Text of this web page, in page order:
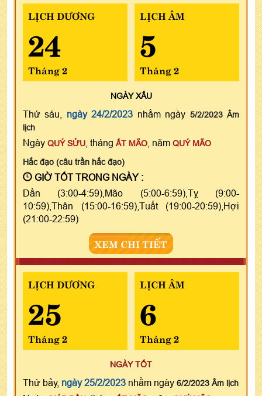
LỊCH DƯƠNG
24
Tháng 2
LỊCH ÂM
5
Tháng 2
NGÀYXẤU
Thứ sáu, ngày 24/2/2023 nhằm ngày 5/2/2023 Âm
lịch
Ngày QUÝ SỬU , tháng ẤT MÃO , năm QUÝ MÃO
Hắc đạo (câu trần hắc đạo)
GIỜ TỐT TRONG NGÀY :
Dần (3:00-4:59),Mão (5:00-6:59),Tỵ (9:00-
10:59),Thân (15:00-16:59),Tuất (19:00-20:59),Hợi
(21:00-22:59)
XEM CHI TIẾT
LỊCH DƯƠNG
25
Tháng 2
LỊCH ÂM
6
Tháng 2
NGÀY TỐT
Thứ bảy, ngày 25/2/2023 nhằm ngày 6/2/2023 Âm lịch